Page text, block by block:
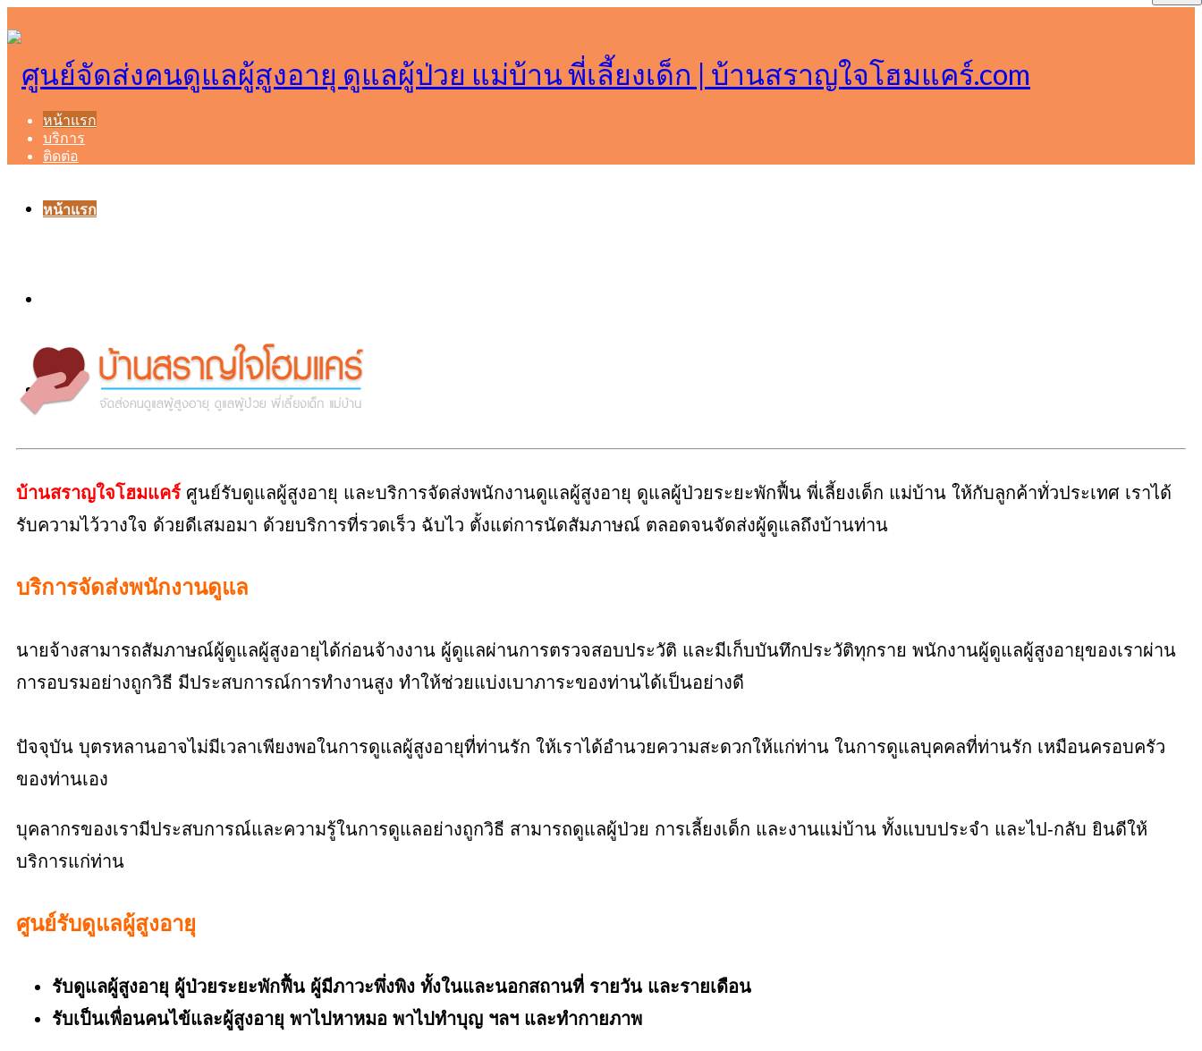
หน้าแรก
ติดต่อ
หน้าแรก
บริการ
ติดต่อ
บ้านสราญใจโฮมแคร์ ศูนย์รับดูแลผู้สูงอายุ และบริการจัดส่งพนักงานดูแลผู้สูงอายุ ดูแลผู้ป่วยระยะพักฟื้น พี่เลี้ยงเด็ก แม่บ้าน ให้กับลูกค้าทั่วประเทศ เราได้
รับความไว้วางใจ ด้วยดีเสมอมา ด้วยบริการที่รวดเร็ว ฉับไว ตั้งแต่การนัดสัมภาษณ์ ตลอดจนจัดส่งผู้ดูแลถึงบ้านท่าน
บริการจัดส่งพนักงานดูแล
นายจ้างสามารถสัมภาษณ์ผู้ดูแลผู้สูงอายุได้ก่อนจ้างงาน ผู้ดูแลผ่านการตรวจสอบประวัติ และมีเก็บบันทึกประวัติทุกราย พนักงานผู้ดูแลผู้สูงอายุของเราผ่าน
การอบรมอย่างถูกวิธี มีประสบการณ์การทำงานสูง ทำให้ช่วยแบ่งเบาภาระของท่านได้เป็นอย่างดี
ปัจจุบัน บุตรหลานอาจไม่มีเวลาเพียงพอในการดูแลผู้สูงอายุที่ท่านรัก ให้เราได้อำนวยความสะดวกให้แก่ท่าน ในการดูแลบุคคลที่ท่านรัก เหมือนครอบครัว
ของท่านเอง
บุคลากรของเรามีประสบการณ์และความรู้ในการดูแลอย่างถูกวิธี สามารถดูแลผู้ป่วย การเลี้ยงเด็ก และงานแม่บ้าน ทั้งแบบประจำ และไป-กลับ ยินดีให้
บริการแก่ท่าน
ศูนย์รับดูแลผู้สูงอายุ
รับดูแลผู้สูงอายุ ผู้ป่วยระยะพักฟื้น ผู้มีภาวะพึ่งพิง ทั้งในและนอกสถานที่ รายวัน และรายเดือน
รับเป็นเพื่อนคนไข้และผู้สูงอายุ พาไปหาหมอ พาไปทำบุญ ฯลฯ และทำกายภาพ